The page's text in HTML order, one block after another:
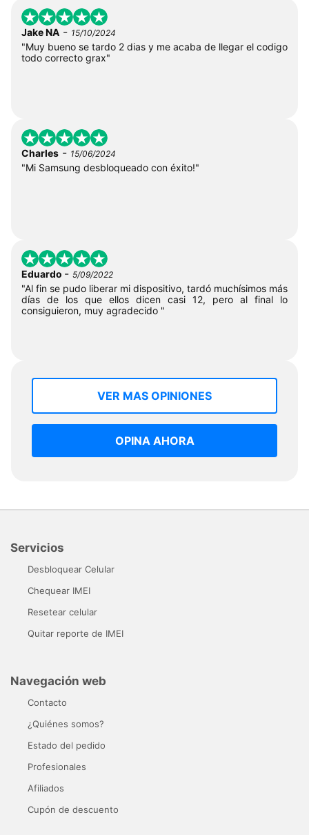
Jake NA - 15/10/2024
"Muy bueno se tardo 2 dias y me acaba de llegar el codigo
todo correcto grax"
Charles - 15/06/2024
"Mi Samsung desbloqueado con éxito!"
Eduardo - 5/09/2022
"Al fin se pudo liberar mi dispositivo, tardó muchísimos más
días de los que ellos dicen casi 12, pero al final lo
consiguieron, muy agradecido "
VER MAS OPINIONES
OPINA AHORA
Servicios
Desbloquear Celular
Chequear IMEI
Resetear celular
Quitar reporte de IMEI
Navegación web
Contacto
¿Quiénes somos?
Estado del pedido
Profesionales
Afiliados
Cupón de descuento